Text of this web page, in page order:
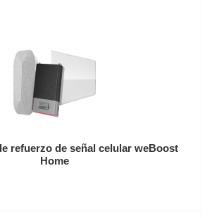
refuerzo de señal celular weBoost
Home